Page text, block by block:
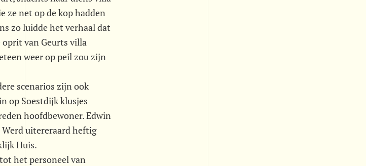
ze net op de kop hadden
zo luidde het verhaal dat
van Geurts villa
weer op peil zou zijn
scenarios zijn ook
op Soestdijk klusjes
hoofdbewoner. Edwin
Werd uitereraard heftig
Huis.
het personeel van